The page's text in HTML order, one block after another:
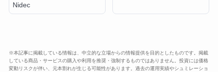
Nidec
※本記事に掲載している情報は、中立的な立場からの情報提供を目的としたものです。掲載
している商品・サービスの購入や利用を推奨・強制するものではありません。投資には価格
変動リスクが伴い、元本割れが生じる可能性があります。過去の運用実績やシュミレーショ